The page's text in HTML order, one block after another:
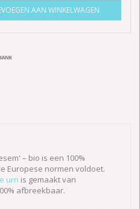
AAN WINKELWAGEN
– bio is een 100%
Europese normen voldoet.
urn is gemaakt van
afbreekbaar.